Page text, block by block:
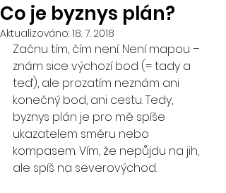
Co je byznys plán?
Aktualizováno: 18. 7. 2018
Začnu tím, čím není. Není mapou –
znám sice výchozí bod (= tady a
teď), ale prozatím neznám ani
konečný bod, ani cestu. Tedy,
byznys plán je pro mě spíše
ukazatelem směru nebo
kompasem. Vím, že nepůjdu na jih,
ale spíš na severovýchod.